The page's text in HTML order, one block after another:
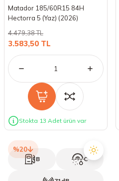
Matador 185/60R15 84H
Hectorra 5 (Yaz) (2026)
3.583,50 TL
4.479,38 TL
Stokta 13 Adet ürün var
%20
B C